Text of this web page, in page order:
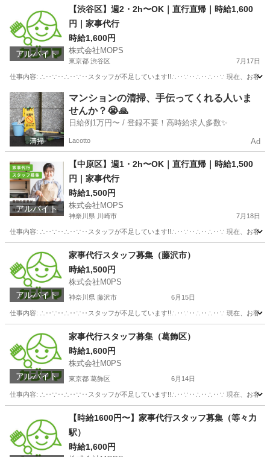
ホームヘルパー
アルバイト
【渋谷区】週2・2h〜OK｜直行直帰｜時給1,600
円｜家事代行
時給1,600円
株式会社MOPS
東京都 渋谷区 7月17日
仕事内容: ∴‥∵‥∴‥∵‥スタッフが不足しています!!∴‥∵‥∴‥∴‥∵ 現在、お客様から多
東京 渋谷区 飲食 時給
マンションの清掃、手伝ってくれる人いま
せんか？😭🙏
日給例1万円〜 / 登録不要！高時給求人多数✨
Lacotto Ad
アルバイト
【中原区】週1・2h〜OK｜直行直帰｜時給1,500
円｜家事代行
時給1,500円
株式会社MOPS
神奈川県 川崎市 7月18日
仕事内容: ∴‥∵‥∴‥∵‥スタッフが不足しています!!∴‥∵‥∴‥∴‥∵ 現在、お客様から多
介護 時給
アルバイト
家事代行スタッフ募集（藤沢市）
時給1,500円
株式会社M0PS
神奈川県 藤沢市 6月15日
仕事内容: ∴‥∵‥∴‥∵‥スタッフが不足しています!!∴‥∵‥∴‥∴‥∵ 現在、お客様から多
その他 スタッフ
アルバイト
家事代行スタッフ募集（葛飾区）
時給1,600円
株式会社M0PS
東京都 葛飾区 6月14日
仕事内容: ∴‥∵‥∴‥∵‥スタッフが不足しています!!∴‥∵‥∴‥∴‥∵ 現在、お客様から多
その他 スタッフ
【時給1600円〜】家事代行スタッフ募集（等々力
駅）
時給1,600円